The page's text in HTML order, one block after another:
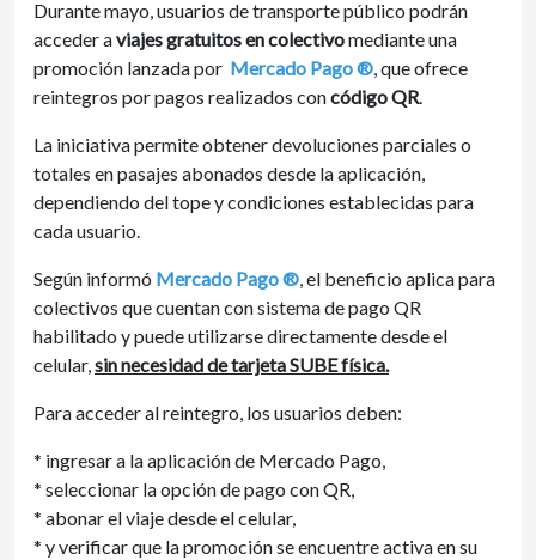
Durante mayo, usuarios de transporte público podrán
acceder aviajes gratuitos en colectivomediante una
promoción lanzada por Mercado Pago ®, que ofrece
reintegros por pagos realizados concódigo QR.
La iniciativa permite obtener devoluciones parciales o
totales en pasajes abonados desde la aplicación,
dependiendo del tope y condiciones establecidas para
cada usuario.
Según informó Mercado Pago ®, el beneficio aplica para
colectivos que cuentan con sistema de pago QR
habilitado y puede utilizarse directamente desde el
celular,sin necesidad de tarjeta SUBE física.
Para acceder al reintegro, los usuarios deben:
* ingresar a la aplicación de Mercado Pago,
* seleccionar la opción de pago con QR,
* abonar el viaje desde el celular,
* y verificar que la promoción se encuentre activa en su